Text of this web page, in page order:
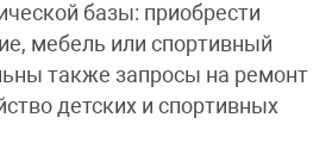
базы: приобрести
мебель или спортивный
также запросы на ремонт
детских и спортивных